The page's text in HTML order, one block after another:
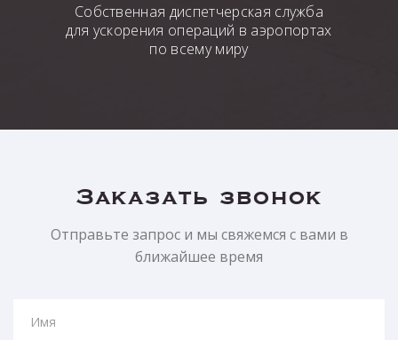
Собственная диспетчерская служба
для ускорения операций в аэропортах
по всему миру
Заказать звонок
Отправьте запрос и мы свяжемся с вами в
ближайшее время
Имя